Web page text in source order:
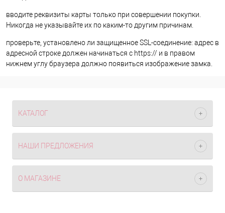
вводите реквизиты карты только при совершении покупки.
Никогда не указывайте их по каким-то другим причинам.
проверьте, установлено ли защищенное SSL-соединение: адрес в
адресной строке должен начинаться с https:// и в правом
нижнем углу браузера должно появиться изображение замка.
КАТАЛОГ
НАШИ ПРЕДЛОЖЕНИЯ
О МАГАЗИНЕ